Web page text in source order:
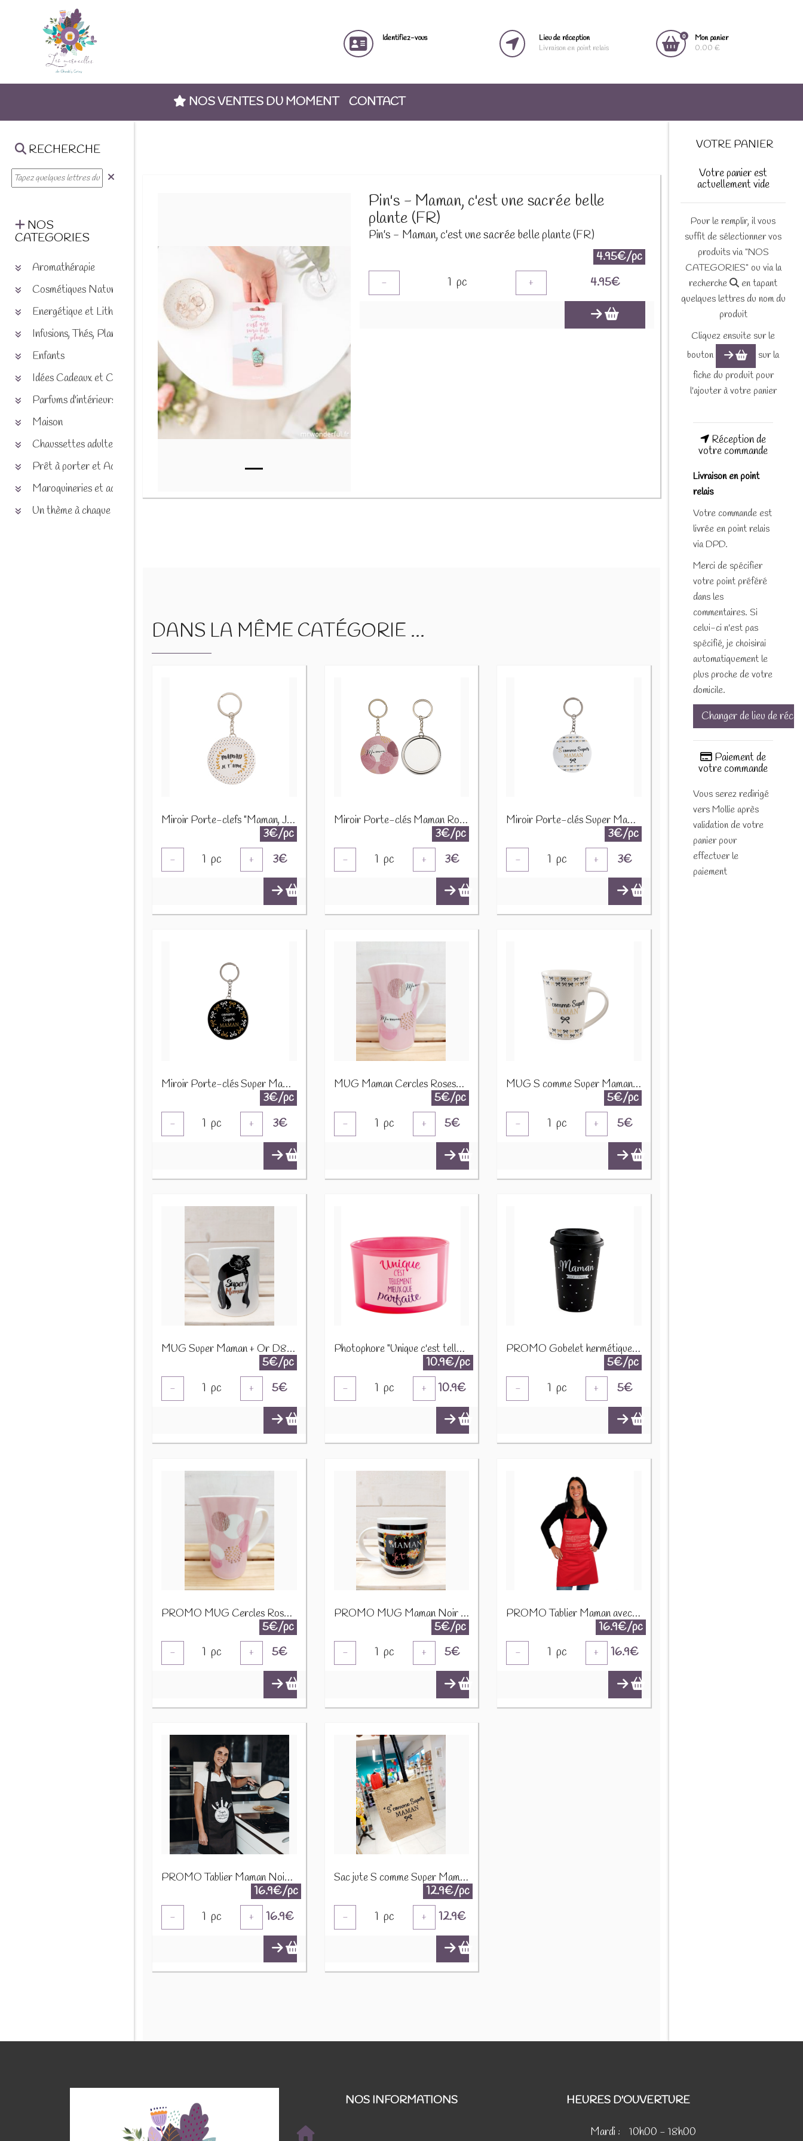
Identifiez-vous
Lieu de réception
Livraison en point relais
0
Mon panier
0.00 €
NOS VENTES DU MOMENT CONTACT
RECHERCHE
NOS
CATEGORIES
Aromathérapie
Cosmétiques Naturels
Energétique et Lithothérapie
Infusions, Thés, Plantes et produits naturels
Enfants
Idées Cadeaux et Chèques
Parfums d'intérieurs
Maison
Chaussettes adultes et enfants
Prêt à porter et Accessoires
Maroquineries et accessoires
Un thème à chaque saison
Pin's - Maman, c'est une sacrée belle
plante (FR)
Pin's - Maman, c'est une sacrée belle plante (FR)
4.95€/pc
- 1 pc + 4.95€
DANS LA MÊME CATÉGORIE ...
Miroir Porte-clefs "Maman, Je t'Aime" 12552
3€/pc
- 1 pc + 3€
Miroir Porte-clés Maman Rose 12507
3€/pc
- 1 pc + 3€
Miroir Porte-clés Super Maman Blanc 12509
3€/pc
- 1 pc + 3€
Miroir Porte-clés Super Maman noir 12510
3€/pc
- 1 pc + 3€
MUG Maman Cercles Roses/Or D9H12,5CM 24321
5€/pc
- 1 pc + 5€
MUG S comme Super Maman blanc/noir 24307
5€/pc
- 1 pc + 5€
MUG Super Maman + Or D8,5H9,5CM 23880
5€/pc
- 1 pc + 5€
Photophore "Unique c'est tellement mieux que parfaite" D13H8cm 22622
10.9€/pc
- 1 pc + 10.9€
PROMO Gobelet hermétique "Maman trop Géniale" Noir 24306
5€/pc
- 1 pc + 5€
PROMO MUG Cercles Roses/Or D9H12,5CM 24322
5€/pc
- 1 pc + 5€
PROMO MUG Maman Noir Lignes D8,5H9CM 23975
5€/pc
- 1 pc + 5€
PROMO Tablier Maman avec texte Rouge 19346 1690
16.9€/pc
- 1 pc + 16.9€
PROMO Tablier Maman Noir Imperméable 19717 1690
16.9€/pc
- 1 pc + 16.9€
Sac jute S comme Super Maman Anses noires 19731
12.9€/pc
- 1 pc + 12.9€
VOTRE PANIER
Votre panier est
actuellement vide
Pour le remplir, il vous
suffit de sélectionner vos
produits via "NOS
CATEGORIES" ou via la
recherche
en tapant
quelques lettres du nom du
produit
Cliquez ensuite sur le
bouton
sur la
fiche du produit pour
l'ajouter à votre panier
Réception de
votre commande
Livraison en point
relais
Votre commande est
livrée en point relais
via DPD.
Merci de spécifier
votre point préféré
dans les
commentaires. Si
celui-ci n'est pas
spécifié, je choisirai
automatiquement le
plus proche de votre
domicile.
Changer de lieu de
Paiement de
votre commande
Vous serez redirigé
vers Mollie après
validation de votre
panier pour
effectuer le
paiement
NOS INFORMATIONS HEURES D'OUVERTURE
Mardi : 10h00 - 18h00